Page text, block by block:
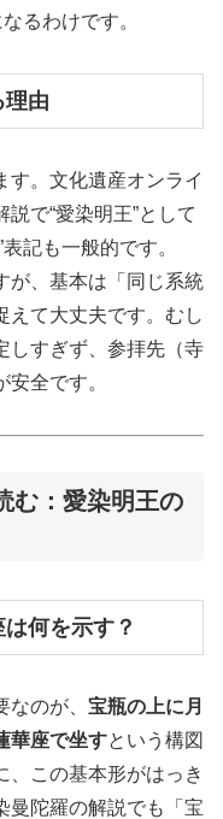
るわけです。
理由
す。文化遺産オンライ
で“愛染明王”として
記も一般的です。
が、基本は「同じ系統
えて大丈夫です。むし
しすぎず、参拝先（寺
全です。
む：愛染明王の
何を示す？
のが、 宝瓶の上に月
華座で坐すという構図
、この基本形がはっき
陀羅の解説でも「宝